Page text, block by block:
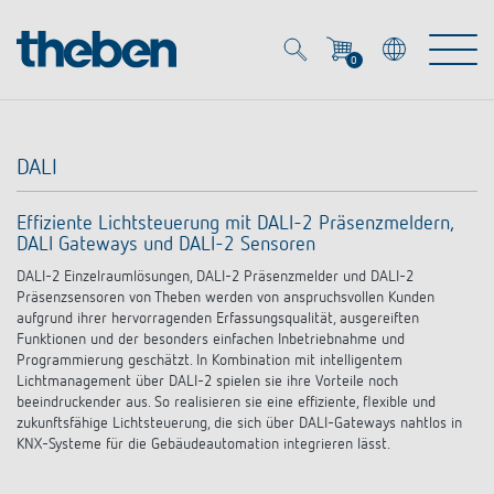
0
Produkte
KNX
Smart Home
DALI
OEM
OEM-Lösungen
Ansprechpartner OEM
OEM-Referenzen
Lösungen
Zeit- und Lichtsteuerung
DALI-2 Lichtsteuerung
Service
Unternehmen
DALI
Effiziente Lichtsteuerung mit DALI-2 Präsenzmeldern,
DALI Gateways und DALI-2 Sensoren
DALI-2 Einzelraumlösungen, DALI-2 Präsenzmelder und DALI-2
Präsenzsensoren von Theben werden von anspruchsvollen Kunden
aufgrund ihrer hervorragenden Erfassungsqualität, ausgereiften
Funktionen und der besonders einfachen Inbetriebnahme und
Programmierung geschätzt. In Kombination mit intelligentem
Lichtmanagement über DALI-2 spielen sie ihre Vorteile noch
beeindruckender aus. So realisieren sie eine effiziente, flexible und
zukunftsfähige Lichtsteuerung, die sich über DALI-Gateways nahtlos in
KNX-Systeme für die Gebäudeautomation integrieren lässt.